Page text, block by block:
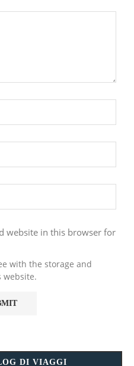
website in this browser for
with the storage and
website.
DI VIAGGI